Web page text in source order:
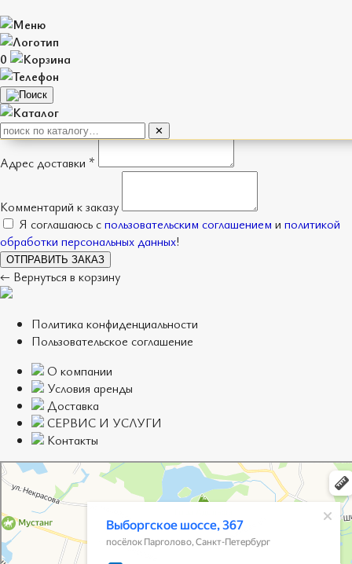
0
✕
Оформление заказа
Имя *
Телефон *
Способ получения
Доставка
Самовывоз
Адрес доставки *
Комментарий к заказу
Я соглашаюсь спользовательским соглашением и политикой
обработки персональных данных!
ОТПРАВИТЬ ЗАКАЗ
← Вернуться в корзину
Политика конфиденциальности
Пользовательское соглашение
О компании
Условия аренды
Доставка
СЕРВИС И УСЛУГИ
Контакты